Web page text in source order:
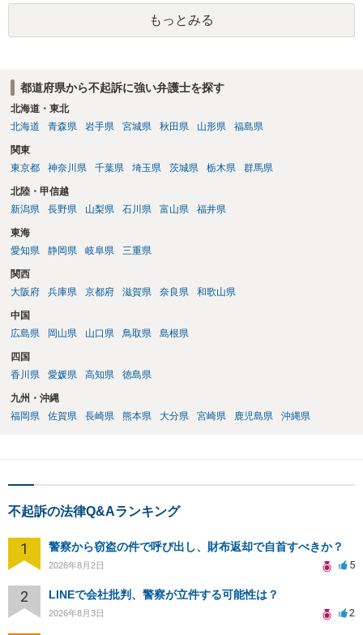
もっとみる
都道府県から不起訴に強い弁護士を探す
北海道・東北
北海道
青森県 岩手県 宮城県 秋田県 山形県 福島県
関東
東京都
神奈川県 千葉県 埼玉県 茨城県 栃木県 群馬県
北陸・甲信越
新潟県
長野県 山梨県 石川県 富山県 福井県
東海
愛知県
静岡県 岐阜県 三重県
関西
大阪府
兵庫県 京都府 滋賀県 奈良県 和歌山県
中国
広島県
岡山県 山口県 鳥取県 島根県
四国
香川県
愛媛県 高知県 徳島県
九州・沖縄
福岡県
佐賀県 長崎県 熊本県 大分県 宮崎県 鹿児島県 沖縄県
不起訴の法律Q&Aランキング
1 警察から窃盗の件で呼び出し、財布返却で自首すべきか？
2026年8月2日 5
2 LINEで会社批判、警察が立件する可能性は？
2026年8月3日 2